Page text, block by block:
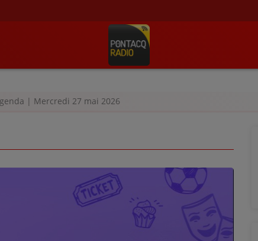
| Mercredi 27 mai 2026